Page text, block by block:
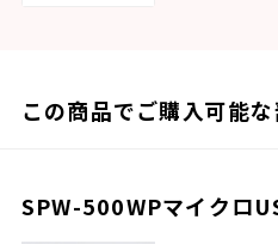
この商品でご購入可能
SPW-500WPマイクロ